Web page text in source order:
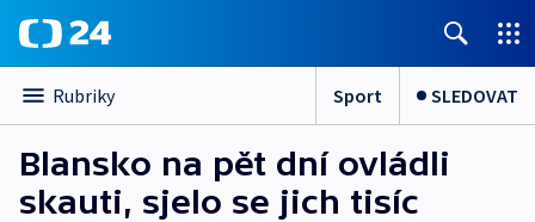
Rubriky Sport SLEDOVAT
Blansko na pět dní ovládli
skauti, sjelo se jich tisíc